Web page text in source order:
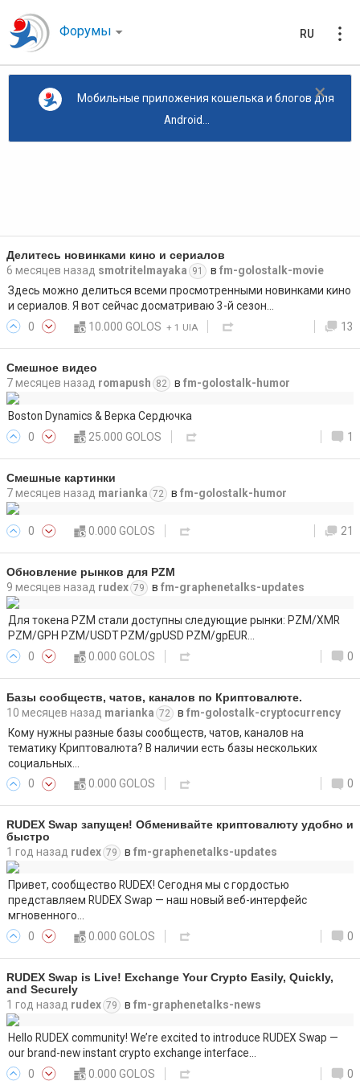
Форумы RU
×
Мобильные приложения кошелька и блогов для
Android...
Делитесь новинками кино и сериалов
6 месяцев назад smotritelmayaka 91 в fm-golostalk-movie
Здесь можно делиться всеми просмотренными новинками кино
и сериалов. Я вот сейчас досматриваю 3-й сезон…
0
10.000 GOLOS +1 UIA 13
Смешное видео
7 месяцев назад romapush 82 в fm-golostalk-humor
Boston Dynamics & Верка Сердючка
0
25.000 GOLOS 1
Смешные картинки
7 месяцев назад marianka 72 в fm-golostalk-humor
0 0.000 GOLOS 21
Обновление рынков для PZM
9 месяцев назад rudex 79 в fm-graphenetalks-updates
Для токена PZM стали доступны следующие рынки: PZM/XMR
PZM/GPH PZM/USDT PZM/gpUSD PZM/gpEUR…
0
0.000 GOLOS 0
Базы сообществ, чатов, каналов по Криптовалюте.
10 месяцев назад marianka 72 в fm-golostalk-cryptocurrency
Кому нужны разные базы сообществ, чатов, каналов на
тематику Криптовалюта? В наличии есть базы нескольких
социальных…
0
0.000 GOLOS 0
RUDEX Swap запущен! Обменивайте криптовалюту удобно и
быстро
1 год назад rudex 79 в fm-graphenetalks-updates
Привет, сообщество RUDEX! Сегодня мы с гордостью
представляем RUDEX Swap — наш новый веб-интерфейс
мгновенного…
0
0.000 GOLOS 0
RUDEX Swap is Live! Exchange Your Crypto Easily, Quickly,
and Securely
1 год назад rudex 79 в fm-graphenetalks-news
Hello RUDEX community! We’re excited to introduce RUDEX Swap —
our brand-new instant crypto exchange interface…
0
0.000 GOLOS 0